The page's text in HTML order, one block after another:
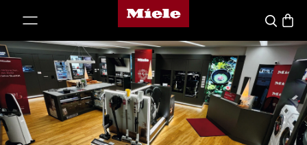
Miele-Homepage
Suche